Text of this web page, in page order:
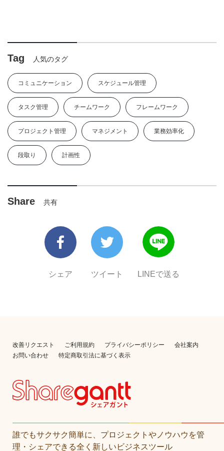
ました。
ーチ』を更新
Tag 人気のタグ
コミュニケーション スケジュール管理
タスク管理 チームワーク フレームワーク
プロジェクト管理 マネジメント 業務効率化
段取り 計画性
Share 共有
シェア ツイート LINEで送る
改善リクエスト ご利用規約 プライバシーポリシー
会社案内
お問い合わせ
特定商取引法に基づく表示
誰でもサクサク簡単に、プロジェクトやノウハウを管
理・シェアできる全く新しいビジネスツール